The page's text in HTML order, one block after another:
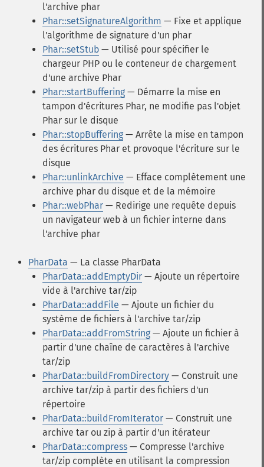
l'archive phar
Phar::setSignatureAlgorithm — Fixe et applique
l'algorithme de signature d'un phar
Phar::setStub — Utilisé pour spécifier le
chargeur PHP ou le conteneur de chargement
d'une archive Phar
Phar::startBuffering — Démarre la mise en
tampon d'écritures Phar, ne modifie pas l'objet
Phar sur le disque
Phar::stopBuffering — Arrête la mise en tampon
des écritures Phar et provoque l'écriture sur le
disque
Phar::unlinkArchive — Efface complètement une
archive phar du disque et de la mémoire
Phar::webPhar — Redirige une requête depuis
un navigateur web à un fichier interne dans
l'archive phar
PharData — La classe PharData
PharData::addEmptyDir — Ajoute un répertoire
vide à l'archive tar/zip
PharData::addFile — Ajoute un fichier du
système de fichiers à l'archive tar/zip
PharData::addFromString — Ajoute un fichier à
partir d'une chaîne de caractères à l'archive
tar/zip
PharData::buildFromDirectory — Construit une
archive tar/zip à partir des fichiers d'un
répertoire
PharData::buildFromIterator — Construit une
archive tar ou zip à partir d'un itérateur
PharData::compress — Compresse l'archive
tar/zip complète en utilisant la compression